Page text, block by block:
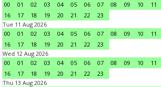
00
01 02 03 04 05 06 07 08 09 10 11
16
17 18 19 20 21 22
23
Tue 11 Aug 2026
00
01 02 03 04 05 06 07 08 09 10 11
16
17 18 19 20 21 22
23
Wed 12 Aug 2026
00
01 02 03 04 05 06 07 08 09 10 11
16
17 18 19 20 21 22
23
Thu 13 Aug 2026